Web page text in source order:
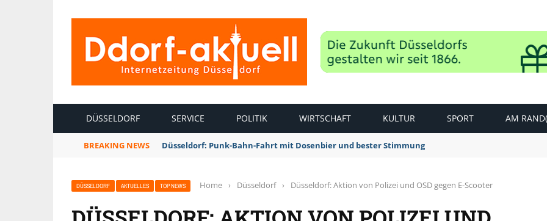
DÜSSELDORF SERVICE POLITIK WIRTSCHAFT KULTUR SPORT AM
BREAKING NEWS Düsseldorf: Punk-Bahn-Fahrt mit Dosenbier und bester Stimmung
DÜSSELDORF AKTUELLES TOP NEWS Home › Düsseldorf › Düsseldorf: Aktion von Polizei und OSD gegen E-Scooter